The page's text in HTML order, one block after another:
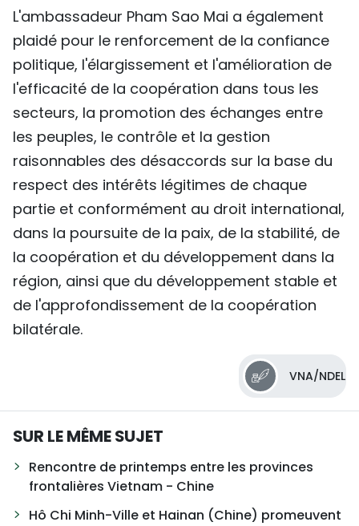
L'ambassadeur Pham Sao Mai a également
plaidé pour le renforcement de la confiance
politique, l'élargissement et l'amélioration de
l'efficacité de la coopération dans tous les
secteurs, la promotion des échanges entre
les peuples, le contrôle et la gestion
raisonnables des désaccords sur la base du
respect des intérêts légitimes de chaque
partie et conformément au droit international,
dans la poursuite de la paix, de la stabilité, de
la coopération et du développement dans la
région, ainsi que du développement stable et
de l'approfondissement de la coopération
bilatérale.
VNA/NDEL
SUR LE MÊME SUJET
Rencontre de printemps entre les provinces
frontalières Vietnam - Chine
Hô Chi Minh-Ville et Hainan (Chine) promeuvent